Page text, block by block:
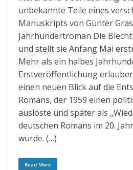
unbekannte Teile eines
Manuskripts von Günter
Jahrhundertroman Die
und stellt sie Anfang Mai
Mehr als ein halbes
Erstveröffentlichung
einen neuen Blick auf die
Romans, der 1959 einen
auslöste und später als
deutschen Romans im 20.
wurde. (…)
Read More